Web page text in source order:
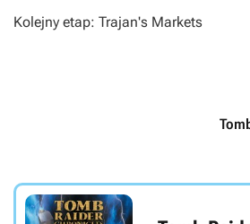
Kolejny etap: Trajan's Markets